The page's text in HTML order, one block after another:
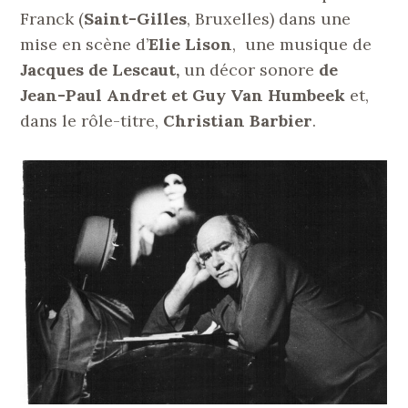
Franck (Saint-Gilles, Bruxelles) dans une
mise en scène d’Elie Lison, une musique de
Jacques de Lescaut, un décor sonore de
Jean-Paul Andret et Guy Van Humbeek et,
dans le rôle-titre, Christian Barbier.